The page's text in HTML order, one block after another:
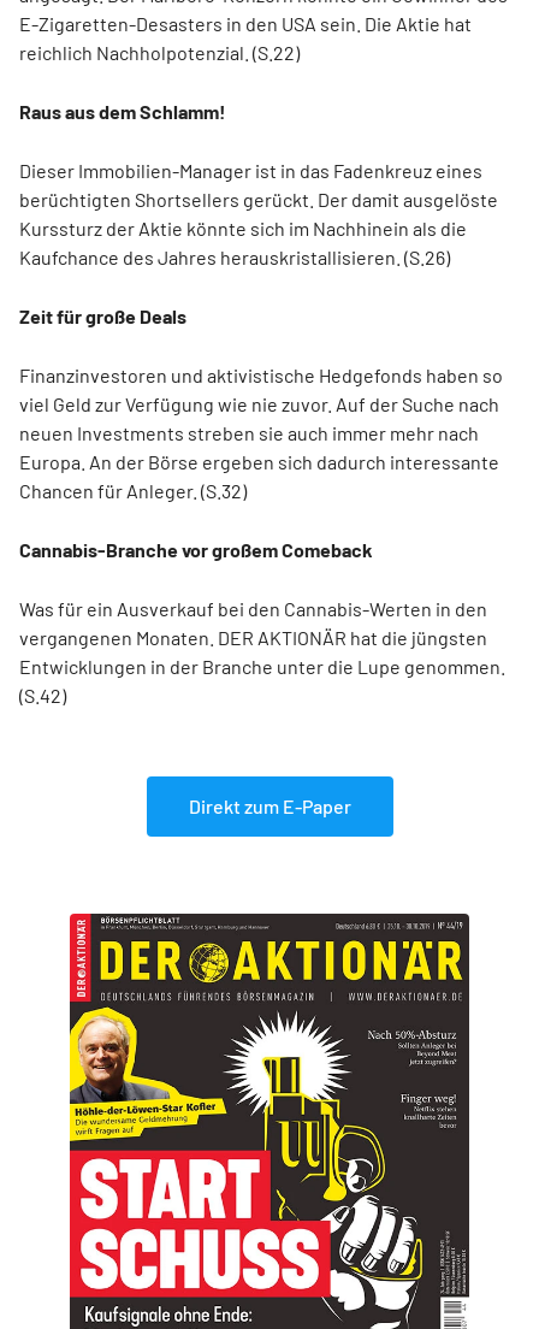
E-Zigaretten-Desasters in den USA sein. Die Aktie hat
reichlich Nachholpotenzial. (S.22)
Raus aus dem Schlamm!
Dieser Immobilien-Manager ist in das Fadenkreuz eines
berüchtigten Shortsellers gerückt. Der damit ausgelöste
Kurssturz der Aktie könnte sich im Nachhinein als die
Kaufchance des Jahres herauskristallisieren. (S.26)
Zeit für große Deals
Finanzinvestoren und aktivistische Hedgefonds haben so
viel Geld zur Verfügung wie nie zuvor. Auf der Suche nach
neuen Investments streben sie auch immer mehr nach
Europa. An der Börse ergeben sich dadurch interessante
Chancen für Anleger. (S.32)
Cannabis-Branche vor großem Comeback
Was für ein Ausverkauf bei den Cannabis-Werten in den
vergangenen Monaten. DER AKTIONÄR hat die jüngsten
Entwicklungen in der Branche unter die Lupe genommen.
(S.42)
Direkt zum E-Paper